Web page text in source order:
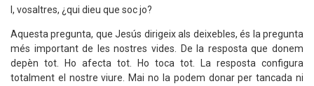
I, vosaltres, ¿qui dieu que soc jo?
Aquesta pregunta, que Jesús dirigeix als deixebles, és la pregunta
més important de les nostres vides. De la resposta que donem
depèn tot. Ho afecta tot. Ho toca tot. La resposta configura
totalment el nostre viure. Mai no la podem donar per tancada ni